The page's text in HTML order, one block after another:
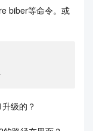
biber等命令。或
级的？